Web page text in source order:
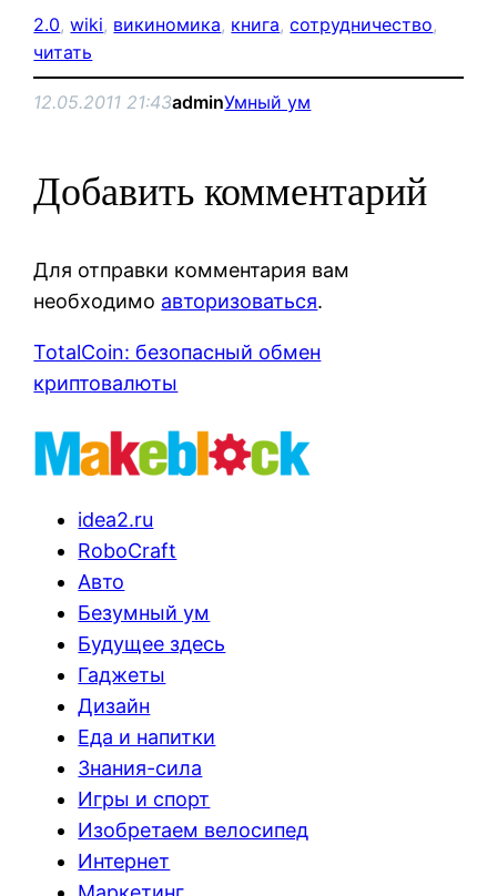
2.0, wiki, викиномика, книга, сотрудничество
читать
12.05.2011 21:43adminУмный ум
Добавить комментарий
Для отправки комментария вам
необходимо авторизоваться.
TotalCoin: безопасный обмен
криптовалюты
idea2.ru
RoboCraft
Авто
Безумный ум
Будущее здесь
Гаджеты
Дизайн
Еда и напитки
Знания-сила
Игры и спорт
Изобретаем велосипед
Интернет